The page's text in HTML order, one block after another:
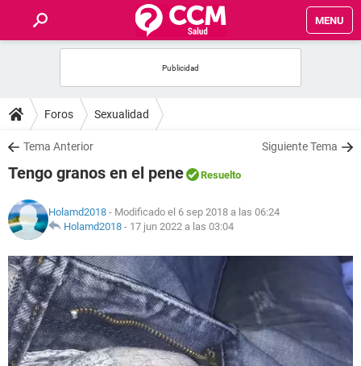
MENU
FOROS
SALUD
FAMILIA
NUTRICIÓN
BIENESTAR
SEXUALIDAD
GLOSARIO
Foros Sexualidad
Tema Anterior Siguiente Tema
Tengo granos en el pene Resuelto
Holamd2018 - Modificado el 6 sep 2018 a las 06:24
Holamd2018 - 17 jun 2022 a las 03:04